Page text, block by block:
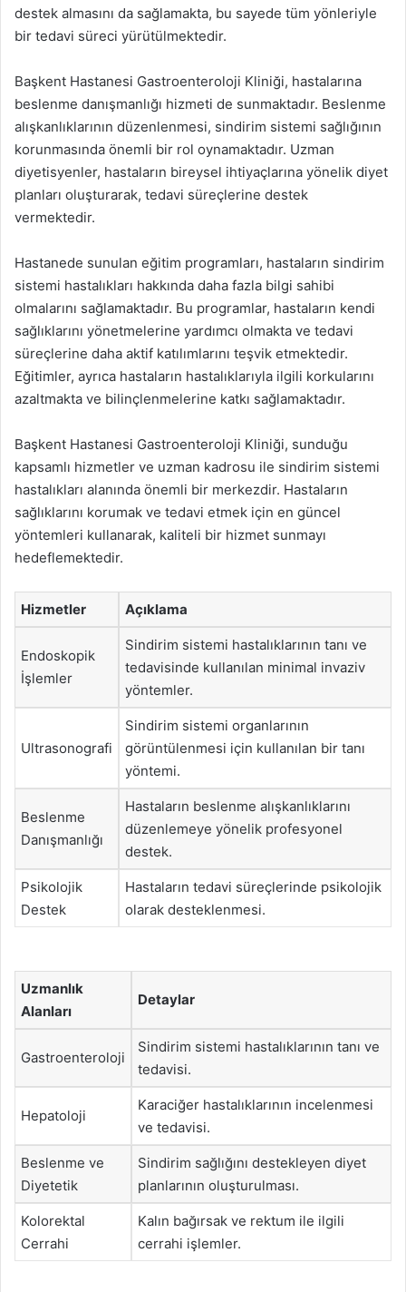
destek almasını da sağlamakta, bu sayede tüm yönleriyle
bir tedavi süreci yürütülmektedir.
Başkent Hastanesi Gastroenteroloji Kliniği, hastalarına
beslenme danışmanlığı hizmeti de sunmaktadır. Beslenme
alışkanlıklarının düzenlenmesi, sindirim sistemi sağlığının
korunmasında önemli bir rol oynamaktadır. Uzman
diyetisyenler, hastaların bireysel ihtiyaçlarına yönelik diyet
planları oluşturarak, tedavi süreçlerine destek
vermektedir.
Hastanede sunulan eğitim programları, hastaların sindirim
sistemi hastalıkları hakkında daha fazla bilgi sahibi
olmalarını sağlamaktadır. Bu programlar, hastaların kendi
sağlıklarını yönetmelerine yardımcı olmakta ve tedavi
süreçlerine daha aktif katılımlarını teşvik etmektedir.
Eğitimler, ayrıca hastaların hastalıklarıyla ilgili korkularını
azaltmakta ve bilinçlenmelerine katkı sağlamaktadır.
Başkent Hastanesi Gastroenteroloji Kliniği, sunduğu
kapsamlı hizmetler ve uzman kadrosu ile sindirim sistemi
hastalıkları alanında önemli bir merkezdir. Hastaların
sağlıklarını korumak ve tedavi etmek için en güncel
yöntemleri kullanarak, kaliteli bir hizmet sunmayı
hedeflemektedir.
Hizmetler Açıklama
Endoskopik
İşlemler
Sindirim sistemi hastalıklarının tanı ve
tedavisinde kullanılan minimal invaziv
yöntemler.
Ultrasonografi
Sindirim sistemi organlarının
görüntülenmesi için kullanılan bir tanı
yöntemi.
Beslenme
Danışmanlığı
Hastaların beslenme alışkanlıklarını
düzenlemeye yönelik profesyonel
destek.
Psikolojik
Destek
Hastaların tedavi süreçlerinde psikolojik
olarak desteklenmesi.
Uzmanlık
Alanları
Detaylar
Gastroenteroloji
Sindirim sistemi hastalıklarının tanı ve
tedavisi.
Hepatoloji
Karaciğer hastalıklarının incelenmesi
ve tedavisi.
Beslenme ve
Diyetetik
Sindirim sağlığını destekleyen diyet
planlarının oluşturulması.
Kolorektal
Cerrahi
Kalın bağırsak ve rektum ile ilgili
cerrahi işlemler.